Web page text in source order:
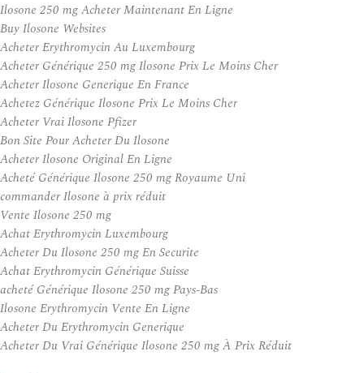
Ilosone 250 mg Acheter Maintenant En Ligne
Buy Ilosone Websites
Acheter Erythromycin Au Luxembourg
Acheter Générique 250 mg Ilosone Prix Le Moins Cher
Acheter Ilosone Generique En France
Achetez Générique Ilosone Prix Le Moins Cher
Acheter Vrai Ilosone Pfizer
Bon Site Pour Acheter Du Ilosone
Acheter Ilosone Original En Ligne
Acheté Générique Ilosone 250 mg Royaume Uni
commander Ilosone à prix réduit
Vente Ilosone 250 mg
Achat Erythromycin Luxembourg
Acheter Du Ilosone 250 mg En Securite
Achat Erythromycin Générique Suisse
acheté Générique Ilosone 250 mg Pays-Bas
Ilosone Erythromycin Vente En Ligne
Acheter Du Erythromycin Generique
Acheter Du Vrai Générique Ilosone 250 mg À Prix Réduit